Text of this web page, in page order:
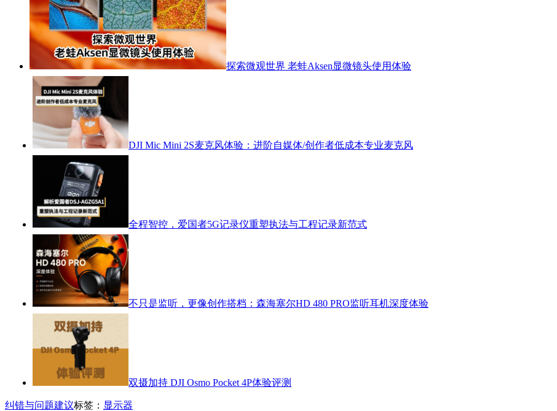
探索微观世界 老蛙Aksen显微镜头使用体验
DJI Mic Mini 2S麦克风体验：进阶自媒体/创作者低成本专业麦克风
全程智控，爱国者5G记录仪重塑执法与工程记录新范式
不只是监听，更像创作搭档：森海塞尔HD 480 PRO监听耳机深度体验
双摄加持 DJI Osmo Pocket 4P体验评测
纠错与问题建议标签： 显示器